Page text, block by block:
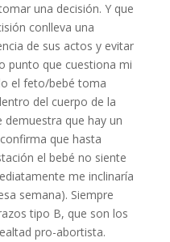
una decisión. Y que
conlleva una
de sus actos y evitar
punto que cuestiona mi
el feto/bebé toma
del cuerpo de la
demuestra que hay un
que hasta
el bebé no siente
me inclinaría
semana). Siempre
tipo B, que son los
pro-abortista.